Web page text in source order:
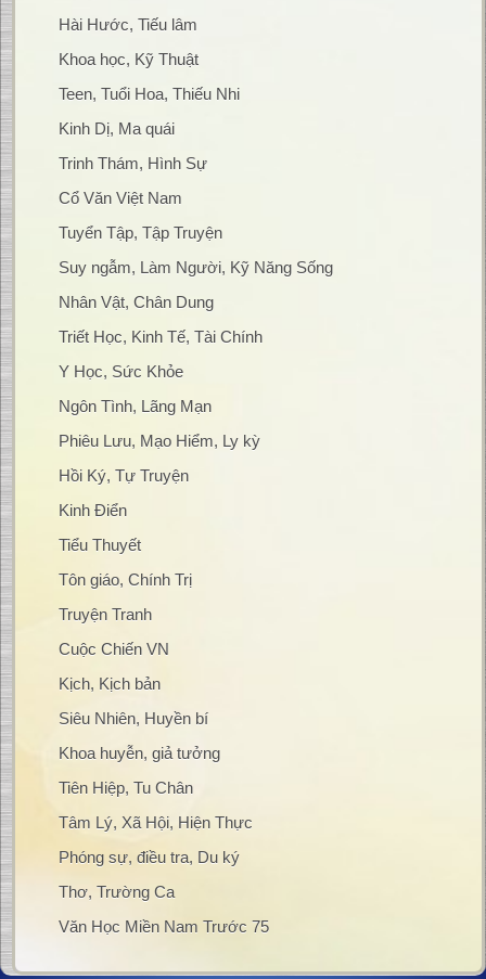
Hài Hước, Tiếu lâm
Khoa học, Kỹ Thuật
Teen, Tuổi Hoa, Thiếu Nhi
Kinh Dị, Ma quái
Trinh Thám, Hình Sự
Cổ Văn Việt Nam
Tuyển Tập, Tập Truyện
Suy ngẫm, Làm Người, Kỹ Năng Sống
Nhân Vật, Chân Dung
Triết Học, Kinh Tế, Tài Chính
Y Học, Sức Khỏe
Ngôn Tình, Lãng Mạn
Phiêu Lưu, Mạo Hiểm, Ly kỳ
Hồi Ký, Tự Truyện
Kinh Điển
Tiểu Thuyết
Tôn giáo, Chính Trị
Truyện Tranh
Cuộc Chiến VN
Kịch, Kịch bản
Siêu Nhiên, Huyền bí
Khoa huyễn, giả tưởng
Tiên Hiệp, Tu Chân
Tâm Lý, Xã Hội, Hiện Thực
Phóng sự, điều tra, Du ký
Thơ, Trường Ca
Văn Học Miền Nam Trước 75